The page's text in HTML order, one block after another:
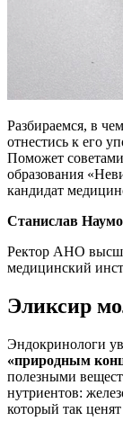
Разбираемся, в
отнестись к его
Поможет
образования
кандидат
Станислав
Ректор АНО
медицинский
Эликсир
Эндокринологи
«природным
полезными
нутриентов:
который так